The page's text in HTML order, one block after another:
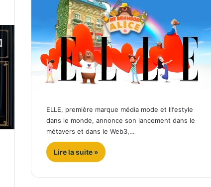
ELLE, première marque média mode et lifestyle
dans le monde, annonce son lancement dans le
métavers et dans le Web3,…
Lire la suite »